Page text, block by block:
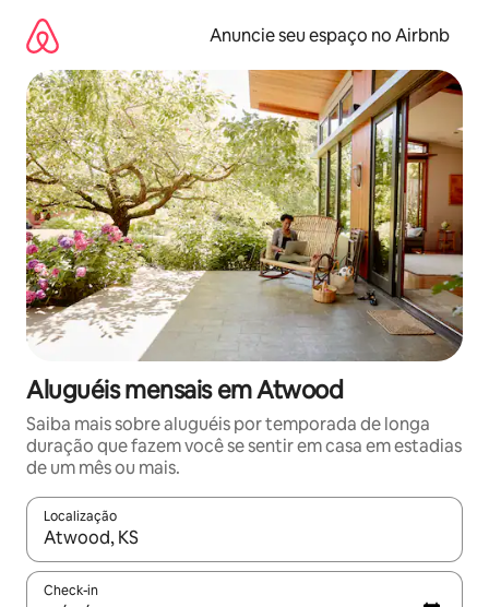
para
conteúdo
Anuncie seu espaço no Airbnb
Aluguéis mensais em Atwood
Saiba mais sobre aluguéis por temporada de longa
duração que fazem você se sentir em casa em estadias
de um mês ou mais.
Localização
Quando os resultados estiverem disponíveis, explore-os
Check-in